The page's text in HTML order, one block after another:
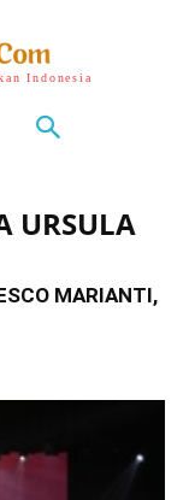
Indonesia
URSULA
MARIANTI,